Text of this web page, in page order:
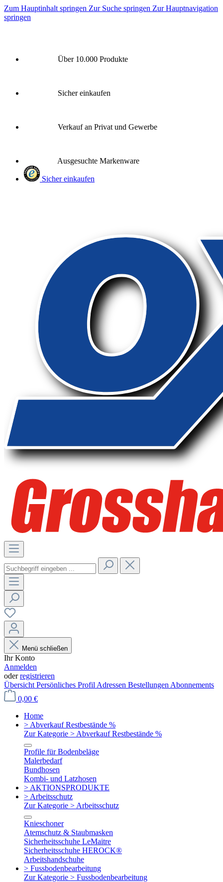
Zum Hauptinhalt springen Zur Suche springen Zur Hauptnavigation
springen
Über 10.000 Produkte
Sicher einkaufen
Verkauf an Privat und Gewerbe
Ausgesuchte Markenware
Sicher einkaufen
Menü schließen
Ihr Konto
Anmelden
oderregistrieren
Übersicht Persönliches Profil Adressen Bestellungen Abonnements
0,00 €
Home
> Abverkauf Restbestände %
Zur Kategorie > Abverkauf Restbestände %
Profile für Bodenbeläge
Malerbedarf
Bundhosen
Kombi- und Latzhosen
> AKTIONSPRODUKTE
> Arbeitsschutz
Zur Kategorie > Arbeitsschutz
Knieschoner
Atemschutz & Staubmasken
Sicherheitsschuhe LeMaitre
Sicherheitsschuhe HEROCK®
Arbeitshandschuhe
> Fussbodenbearbeitung
Zur Kategorie > Fussbodenbearbeitung